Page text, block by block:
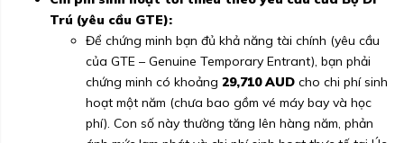
Trú (yêu cầu GTE):
Để chứng minh bạn đủ khả năng tài chính (yêu cầu
của GTE – Genuine Temporary Entrant), bạn phải
chứng minh có khoảng 29,710 AUD cho chi phí sinh
hoạt một năm (chưa bao gồm vé máy bay và học
phí). Con số này thường tăng lên hàng năm, phản